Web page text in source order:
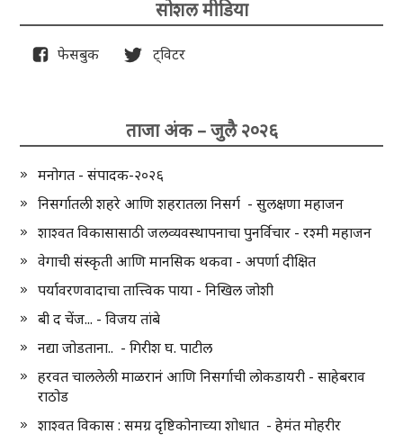
सोशल मीडिया
फेसबुक ट्विटर
ताजा अंक – जुलै २०२६
मनोगत - संपादक-२०२६
निसर्गातली शहरे आणि शहरातला निसर्ग - सुलक्षणा महाजन
शाश्वत विकासासाठी जलव्यवस्थापनाचा पुनर्विचार - रश्मी महाजन
वेगाची संस्कृती आणि मानसिक थकवा - अपर्णा दीक्षित
पर्यावरणवादाचा तात्त्विक पाया - निखिल जोशी
बी द चेंज... - विजय तांबे
नद्या जोडताना.. - गिरीश घ. पाटील
हरवत चाललेली माळरानं आणि निसर्गाची लोकडायरी - साहेबराव
राठोड
शाश्वत विकास : समग्र दृष्टिकोनाच्या शोधात - हेमंत मोहरीर